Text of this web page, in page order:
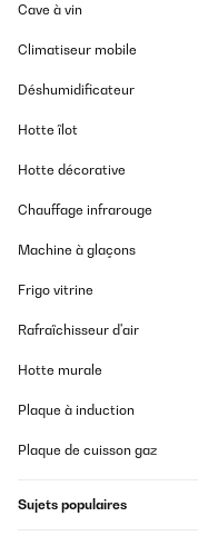
Amazon-Benutzer
doch nur leider zu
angekommen. Alles
Amazon-Benutzer
Cave à vin
Climatiseur mobile
Déshumidificateur
Hotte îlot
Hotte décorative
Chauffage infrarouge
Machine à glaçons
Frigo vitrine
Rafraîchisseur d'air
Hotte murale
Plaque à induction
Plaque de cuisson gaz
Sujets populaires